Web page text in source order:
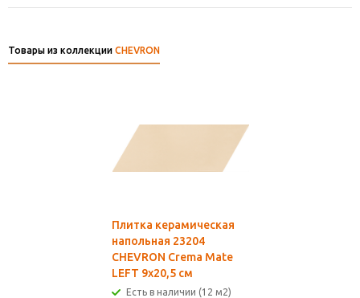
Товары из коллекции CHEVRON
Плитка керамическая
напольная 23204
CHEVRON Crema Mate
LEFT 9х20,5 см
Есть в наличии (12 м2)